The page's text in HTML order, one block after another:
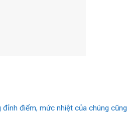
điểm, mức nhiệt của chúng cũng